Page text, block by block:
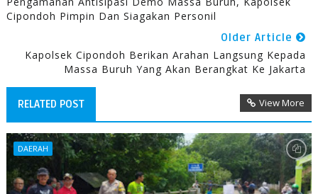
Cipondoh Pimpin Dan Siagakan Personil
Older Article
Kapolsek Cipondoh Berikan Arahan Langsung Kepada
Massa Buruh Yang Akan Berangkat Ke Jakarta
RELATED POST View More
DAERAH